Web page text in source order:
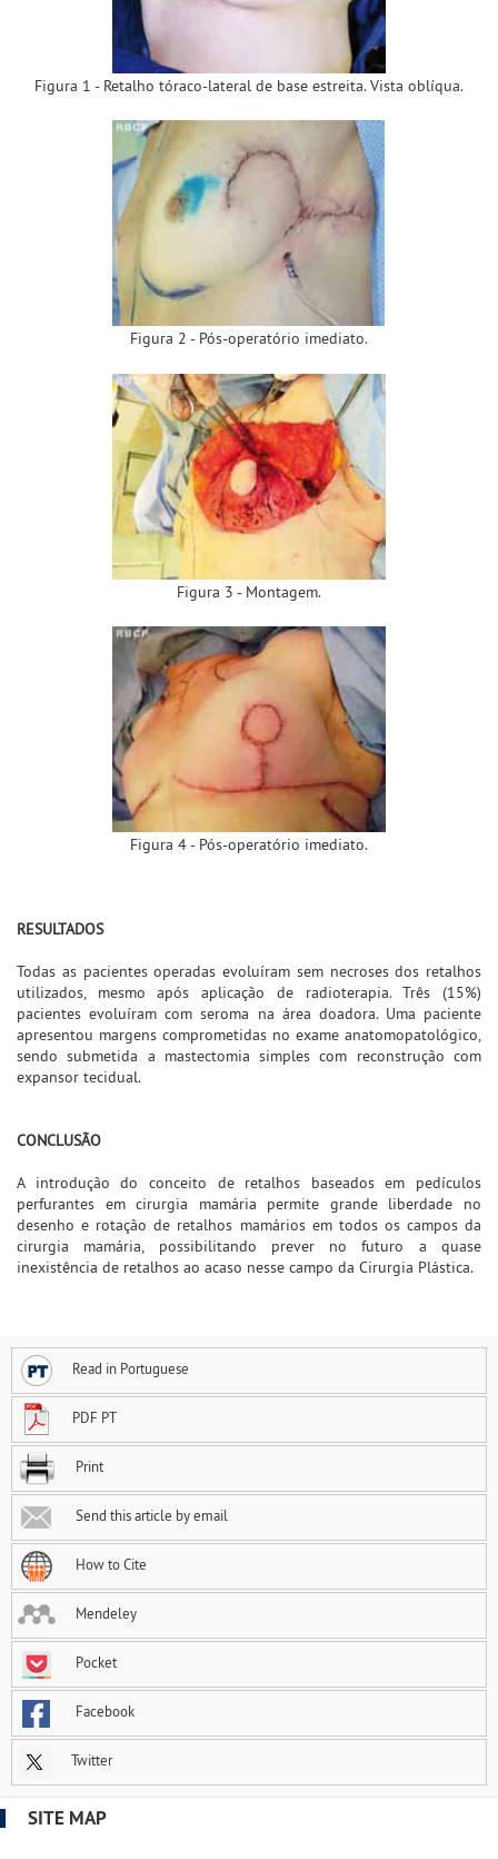
Figura 1 - Retalho tóraco-lateral de base estreita. Vista oblíqua.
Figura 2 - Pós-operatório imediato.
Figura 3 - Montagem.
Figura 4 - Pós-operatório imediato.
RESULTADOS
Todas as pacientes operadas evoluíram sem necroses dos retalhos
utilizados, mesmo após aplicação de radioterapia. Três (15%)
pacientes evoluíram com seroma na área doadora. Uma paciente
apresentou margens comprometidas no exame anatomopatológico,
sendo submetida a mastectomia simples com reconstrução com
expansor tecidual.
CONCLUSÃO
A introdução do conceito de retalhos baseados em pedículos
perfurantes em cirurgia mamária permite grande liberdade no
desenho e rotação de retalhos mamários em todos os campos da
cirurgia mamária, possibilitando prever no futuro a quase
inexistência de retalhos ao acaso nesse campo da Cirurgia Plástica.
Read in Portuguese
PDF PT
Print
Send this article by email
How to Cite
Mendeley
Pocket
Facebook
Twitter
SITE MAP